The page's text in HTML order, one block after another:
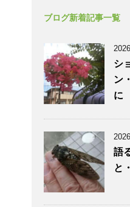
ブログ新着記事一覧
シ
ン
に
語
と